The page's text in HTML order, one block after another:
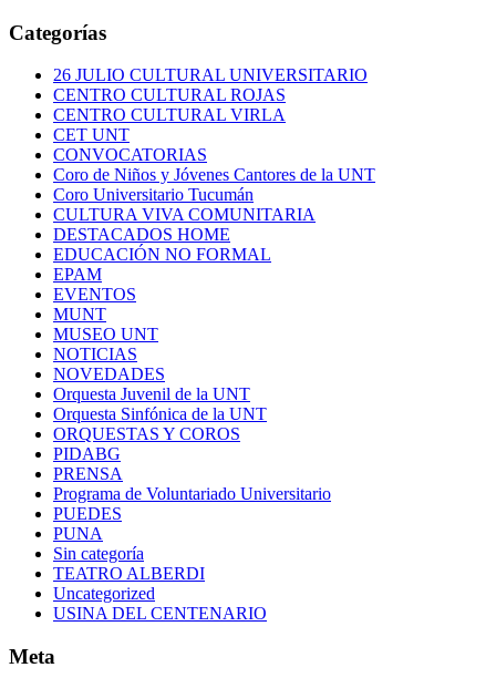
Categorías
26 JULIO CULTURAL UNIVERSITARIO
CENTRO CULTURAL ROJAS
CENTRO CULTURAL VIRLA
CET UNT
CONVOCATORIAS
Coro de Niños y Jóvenes Cantores de la UNT
Coro Universitario Tucumán
CULTURA VIVA COMUNITARIA
DESTACADOS HOME
EDUCACIÓN NO FORMAL
EPAM
EVENTOS
MUNT
MUSEO UNT
NOTICIAS
NOVEDADES
Orquesta Juvenil de la UNT
Orquesta Sinfónica de la UNT
ORQUESTAS Y COROS
PIDABG
PRENSA
Programa de Voluntariado Universitario
PUEDES
PUNA
Sin categoría
TEATRO ALBERDI
Uncategorized
USINA DEL CENTENARIO
Meta